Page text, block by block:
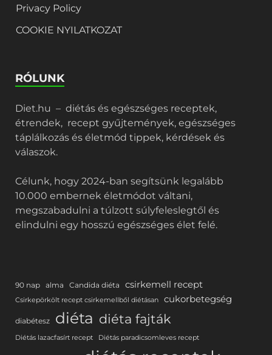
Privacy Policy
COOKIE NYILATKOZAT
RÓLUNK
Diet.hu – diétás és egészséges receptek,
étrendek, recept gyűjtemények, egészséges
táplálkozás és életmód tippek, kérdések és
válaszok.
Célunk, hogy 2024-ban segítsünk legalább
10.000 embernek életmódot váltani,
megszabadulni a túlzott súlyfeleslegtől és
elindulni egy hosszú egészséges élet felé.
90 nap alma Candida diéta csirkemell recept
Csirkepörkölt recept csirkemellből diétásan cukorbetegség
diabétesz diéta diéta fajták
Diétás lazacfasírt recept Diétás paradicsomleves recept